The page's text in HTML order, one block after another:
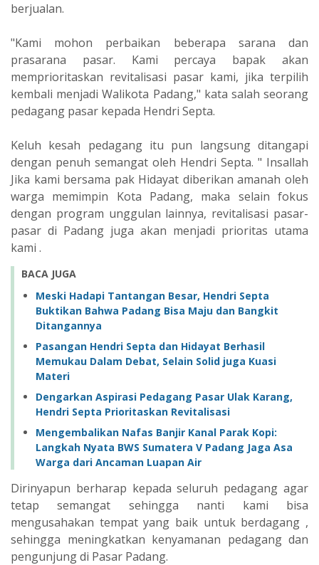
berjualan.
"Kami mohon perbaikan beberapa sarana dan
prasarana pasar. Kami percaya bapak akan
memprioritaskan revitalisasi pasar kami, jika terpilih
kembali menjadi Walikota Padang," kata salah seorang
pedagang pasar kepada Hendri Septa.
Keluh kesah pedagang itu pun langsung ditangapi
dengan penuh semangat oleh Hendri Septa. " Insallah
Jika kami bersama pak Hidayat diberikan amanah oleh
warga memimpin Kota Padang, maka selain fokus
dengan program unggulan lainnya, revitalisasi pasar-
pasar di Padang juga akan menjadi prioritas utama
kami .
BACA JUGA
Meski Hadapi Tantangan Besar, Hendri Septa
Buktikan Bahwa Padang Bisa Maju dan Bangkit
Ditangannya
Pasangan Hendri Septa dan Hidayat Berhasil
Memukau Dalam Debat, Selain Solid juga Kuasi
Materi
Dengarkan Aspirasi Pedagang Pasar Ulak Karang,
Hendri Septa Prioritaskan Revitalisasi
Mengembalikan Nafas Banjir Kanal Parak Kopi:
Langkah Nyata BWS Sumatera V Padang Jaga Asa
Warga dari Ancaman Luapan Air
Dirinyapun berharap kepada seluruh pedagang agar
tetap semangat sehingga nanti kami bisa
mengusahakan tempat yang baik untuk berdagang ,
sehingga meningkatkan kenyamanan pedagang dan
pengunjung di Pasar Padang.